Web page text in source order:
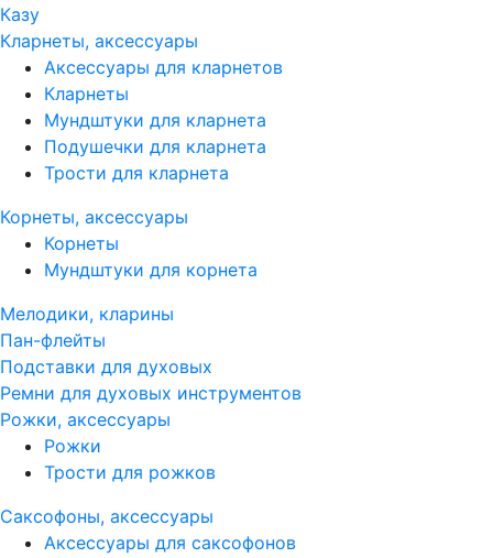
Казу
Кларнеты, аксессуары
Аксессуары для кларнетов
Кларнеты
Мундштуки для кларнета
Подушечки для кларнета
Трости для кларнета
Корнеты, аксессуары
Корнеты
Мундштуки для корнета
Мелодики, кларины
Пан-флейты
Подставки для духовых
Ремни для духовых инструментов
Рожки, аксессуары
Рожки
Трости для рожков
Саксофоны, аксессуары
Аксессуары для саксофонов